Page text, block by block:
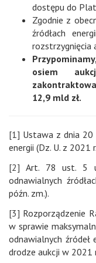
dostępu do
Zgodnie z
źródłach energii
rozstrzygnięcia
osiem
12,9 mld zł.
[1] Ustawa z dnia 20
energii (Dz. U. z 2021
[2] Art. 78 ust. 5
odnawialnych
późn. zm.).
[3] Rozporządzenie
w sprawie
odnawialnych
drodze aukcji w 2021